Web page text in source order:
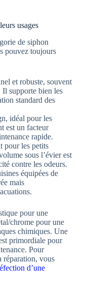
usages
de siphon
pouvez toujours
et robuste, souvent
Il supporte bien les
standard des
idéal pour les
est un facteur
rapide.
pour les petits
sous l’évier est
contre les odeurs.
équipées de
mais
pour une
chrome pour une
chimiques. Une
primordiale pour
Pour
réparation, vous
d’une